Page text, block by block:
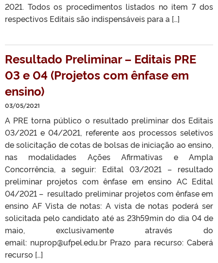
2021. Todos os procedimentos listados no item 7 dos
respectivos Editais são indispensáveis para a […]
Resultado Preliminar – Editais PRE
03 e 04 (Projetos com ênfase em
ensino)
03/05/2021
A PRE torna público o resultado preliminar dos Editais
03/2021 e 04/2021, referente aos processos seletivos
de solicitação de cotas de bolsas de iniciação ao ensino,
nas modalidades Ações Afirmativas e Ampla
Concorrência, a seguir: Edital 03/2021 – resultado
preliminar projetos com ênfase em ensino AC Edital
04/2021 – resultado preliminar projetos com ênfase em
ensino AF Vista de notas: A vista de notas poderá ser
solicitada pelo candidato até as 23h59min do dia 04 de
maio, exclusivamente através do
email: nuprop@ufpel.edu.br Prazo para recurso: Caberá
recurso […]